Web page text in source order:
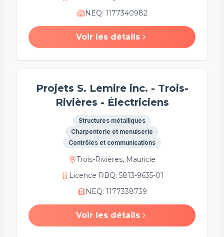
NEQ: 1177340982
Voir les détails
Projets S. Lemire inc. - Trois-
Rivières - Électriciens
Structures métalliques
Charpenterie et menuiserie
Contrôles et communications
Trois-Rivières, Mauricie
Licence RBQ: 5813-9635-01
NEQ: 1177338739
Voir les détails